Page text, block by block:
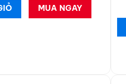
MUA NGAY